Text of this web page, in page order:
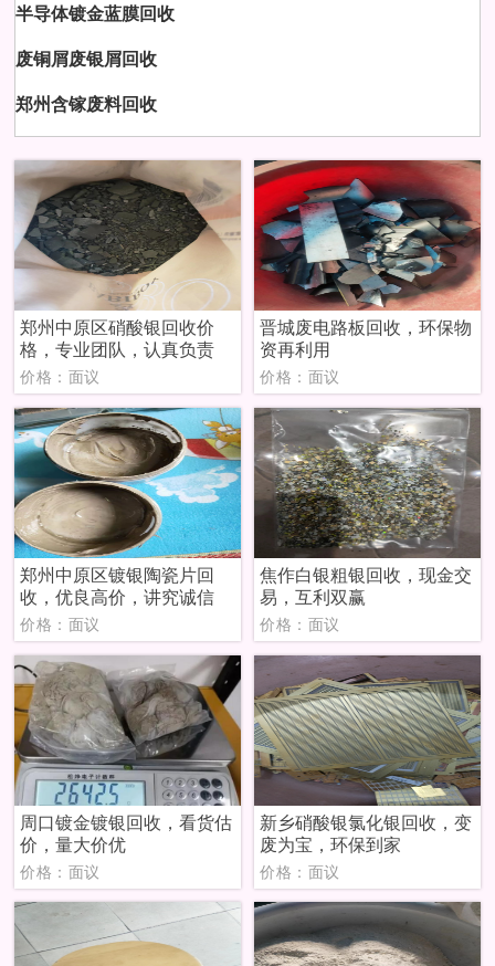
半导体镀金蓝膜回收
废铜屑废银屑回收
郑州含镓废料回收
郑州中原区硝酸银回收价
格，专业团队，认真负责
价格：面议
晋城废电路板回收，环保物
资再利用
价格：面议
郑州中原区镀银陶瓷片回
收，优良高价，讲究诚信
价格：面议
焦作白银粗银回收，现金交
易，互利双赢
价格：面议
周口镀金镀银回收，看货估
价，量大价优
价格：面议
新乡硝酸银氯化银回收，变
废为宝，环保到家
价格：面议